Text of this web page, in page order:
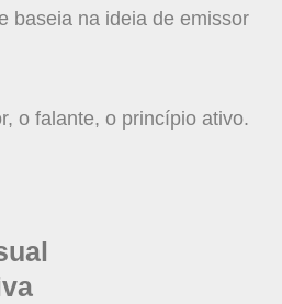
baseia na ideia de emissor
o falante, o princípio ativo.